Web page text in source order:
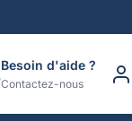
Besoin d'aide ?
Contactez-nous